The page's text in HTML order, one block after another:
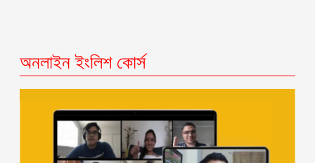
অনলাইন ইংলিশ কোর্স